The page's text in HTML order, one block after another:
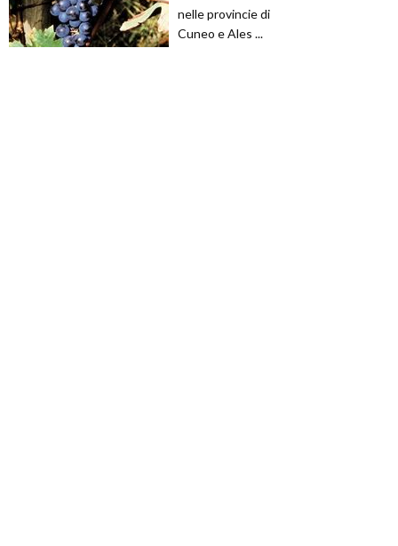
nelle provincie di
Cuneo e Ales ...